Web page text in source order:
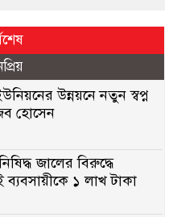
উন্নয়নে নতুন স্বপ্ন
হোসেন
জালের বিরুদ্ধে
১ লাখ টাকা